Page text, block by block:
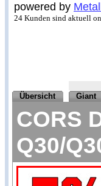
powered by
24 Kunden sind aktuell
Übersicht
Giant
CORS
Q30/